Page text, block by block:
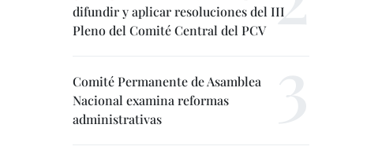
difundir y aplicar resoluciones del III
Pleno del Comité Central del PCV
Comité Permanente de Asamblea
Nacional examina reformas
administrativas